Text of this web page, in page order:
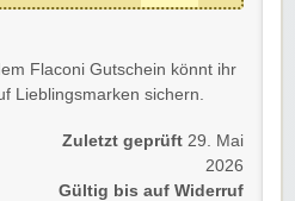
Flaconi Gutschein könnt ihr
Lieblingsmarken sichern.
ist gültig für Neu- und
einlösbar ab einem
Zuletzt geprüft 29. Mai
2026
Gültig bis auf Widerruf